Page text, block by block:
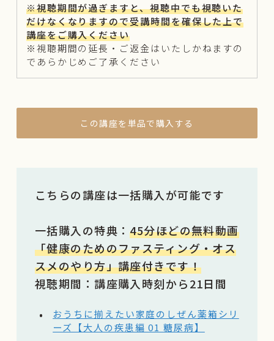
※視聴期間が過ぎますと、視聴中でも視聴いた
だけなくなりますので受講時間を確保した上で
講座をご購入ください
※視聴期間の延長・ご返金はいたしかねますの
であらかじめご了承ください
この講座を単品で購入する
こちらの講座は一括購入が可能です
一括購入の特典：45分ほどの無料動画
「健康のためのファスティング・オス
スメのやり方」講座付きです！
視聴期間 ：講座購入時刻から21日間
おうちに揃えたい家庭のしぜん薬箱シリ
ーズ【大人の疾患編 01 糖尿病】